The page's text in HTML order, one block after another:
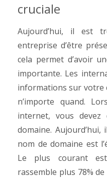
cruciale
Aujourd’hui, il est
entreprise d’être
cela permet d’avoir
importante. Les
informations sur votre
n’importe quand.
internet, vous
domaine.
nom de domaine est
Le plus courant
rassemble plus 78%